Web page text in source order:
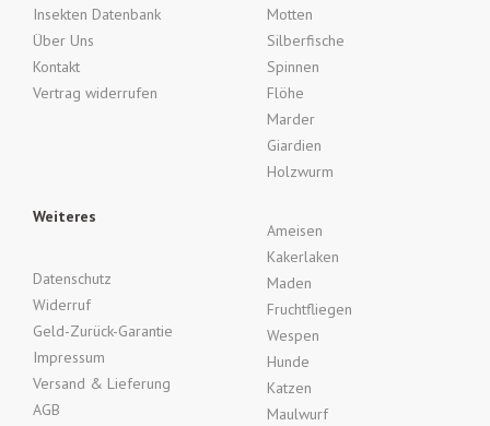
Insekten Datenbank
Über Uns
Kontakt
Vertrag widerrufen
Motten
Silberfische
Spinnen
Flöhe
Marder
Giardien
Holzwurm
Weiteres
Datenschutz
Widerruf
Geld-Zurück-Garantie
Impressum
Versand & Lieferung
AGB
Ameisen
Kakerlaken
Maden
Fruchtfliegen
Wespen
Hunde
Katzen
Maulwurf